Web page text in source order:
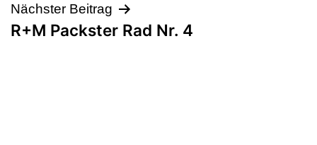
Nächster Beitrag
R+M Packster Rad Nr. 4